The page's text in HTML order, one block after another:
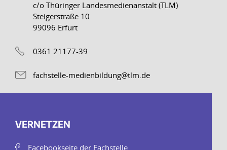
c/o Thüringer Landesmedienanstalt (TLM)
Steigerstraße 10
99096 Erfurt
0361 21177-39
fachstelle-medienbildung@tlm.de
VERNETZEN
Facebookseite der Fachstelle